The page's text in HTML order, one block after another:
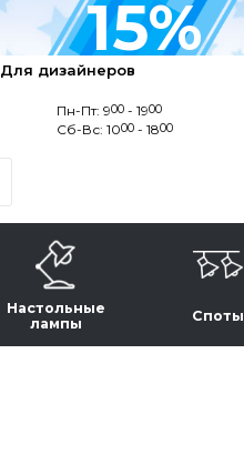
15%
Для дизайнеров
Пн-Пт: 900 - 1900
Сб-Вс: 1000 - 1800
Настольные
лампы
Споты